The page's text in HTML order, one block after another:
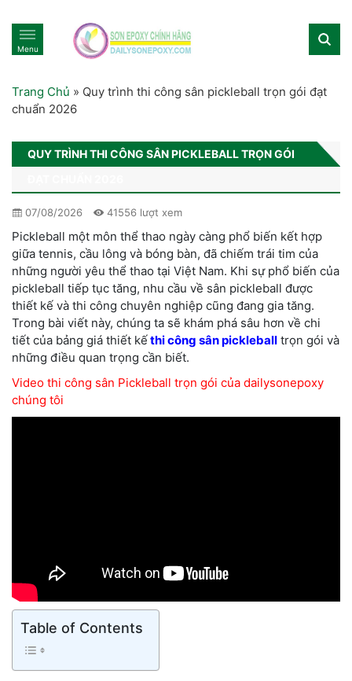
Menu
Trang Chủ » Quy trình thi công sân pickleball trọn gói đạt
chuẩn 2026
QUY TRÌNH THI CÔNG SÂN PICKLEBALL TRỌN GÓI
07/08/2026 41556 lượt xem
Pickleball một môn thể thao ngày càng phổ biến kết hợp
giữa tennis, cầu lông và bóng bàn, đã chiếm trái tim của
những người yêu thể thao tại Việt Nam. Khi sự phổ biến của
pickleball tiếp tục tăng, nhu cầu về sân pickleball được
thiết kế và thi công chuyên nghiệp cũng đang gia tăng.
Trong bài viết này, chúng ta sẽ khám phá sâu hơn về chi
tiết của bảng giá thiết kếthi công sân pickleball trọn gói và
những điều quan trọng cần biết.
Video thi công sân Pickleball trọn gói của dailysonepoxy
chúng tôi
Table of Contents